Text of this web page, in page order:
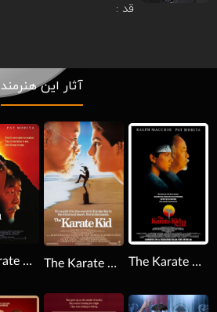
قد :
آثار این هنرمند
Download
The Karate Kid Part II 1986
The Karate Kid 1984
The Karate Kid Part III 1989